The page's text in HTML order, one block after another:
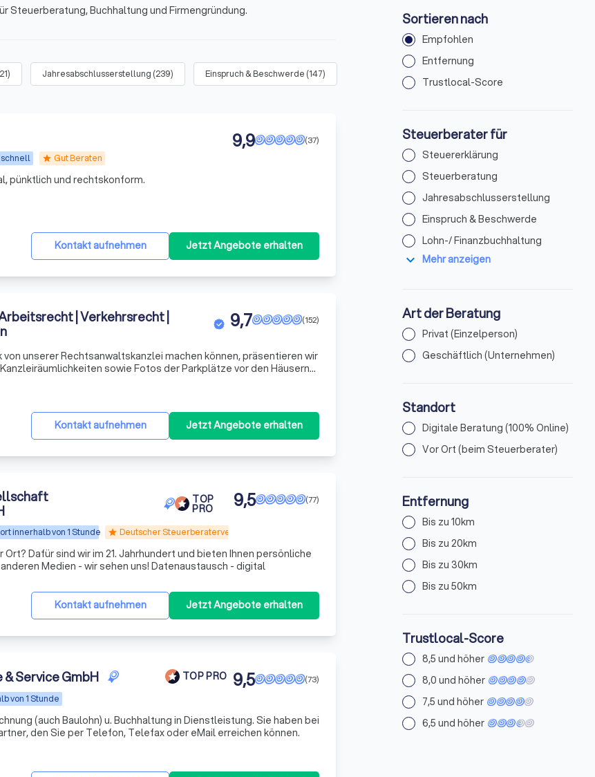
Steuerberatung, Buchhaltung und Firmengründung.
) Jahresabschlusserstellung (239) Einspruch & Beschwerde (147) Lohn-/ Finanzbuchhaltung
star Gut Beraten
(37)
9,9
pünktlich und rechtskonform.
Kontakt aufnehmen Jetzt Angebote erhalten
| Verkehrsrecht |
(152)
9,7
unserer Rechtsanwaltskanzlei machen können, präsentieren wir
sowie Fotos der Parkplätze vor den Häusern
Kontakt aufnehmen Jetzt Angebote erhalten
TOP
PRO
innerhalb von 1 Stunde star Deutscher Steuerberaterverband e.V.
(77)
9,5
Dafür sind wir im 21. Jahrhundert und bieten Ihnen persönliche
Medien - wir sehen uns! Datenaustausch - digital
Kontakt aufnehmen Jetzt Angebote erhalten
Service GmbH TOP PRO
von 1 Stunde
(73)
9,5
Baulohn) u. Buchhaltung in Dienstleistung. Sie haben bei
den Sie per Telefon, Telefax oder eMail erreichen können.
Sortieren nach
Empfohlen
Entfernung
Trustlocal-Score
Steuerberater für
Steuererklärung
Steuerberatung
Jahresabschlusserstellung
Einspruch & Beschwerde
Lohn-/ Finanzbuchhaltung
expand_more Mehr anzeigen
Art der Beratung
Privat (Einzelperson)
Geschäftlich (Unternehmen)
Standort
Digitale Beratung (100% Online)
Vor Ort (beim Steuerberater)
Entfernung
Bis zu 10km
Bis zu 20km
Bis zu 30km
Bis zu 50km
Trustlocal-Score
8,5 und höher
8,0 und höher
7,5 und höher
6,5 und höher